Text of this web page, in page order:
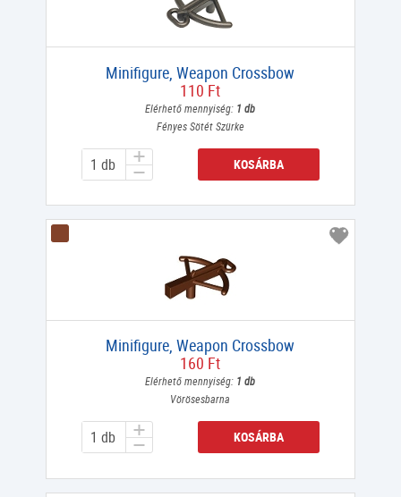
Minifigure, Weapon Crossbow
110 Ft
Elérhető mennyiség: 1 db
Fényes Sötét Szürke
KOSÁRBA
Minifigure, Weapon Crossbow
160 Ft
Elérhető mennyiség: 1 db
Vörösesbarna
KOSÁRBA